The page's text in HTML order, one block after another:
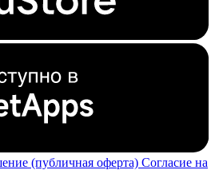
(публичная оферта) Согласие на